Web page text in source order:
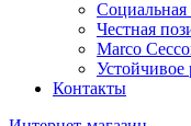
Социальная
Честная
Marco
Устойчивое
Контакты